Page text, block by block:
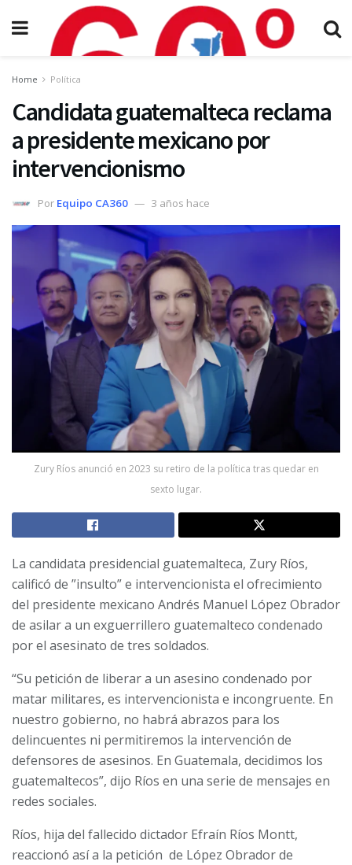
Home Política
Candidata guatemalteca reclama
a presidente mexicano por
intervencionismo
Por Equipo CA360 3 años hace
Zury Ríos anunció en 2023 su retiro de la política tras quedar en
sexto lugar.
La candidata presidencial guatemalteca, Zury Ríos,
calificó de ”insulto” e intervencionista el ofrecimiento
del presidente mexicano Andrés Manuel López Obrador
de asilar a un exguerrillero guatemalteco condenado
por el asesinato de tres soldados.
“Su petición de liberar a un asesino condenado por
matar militares, es intervencionista e incongruente. En
nuestro gobierno, no habrá abrazos para los
delincuentes ni permitiremos la intervención de
defensores de asesinos. En Guatemala, decidimos los
guatemaltecos”, dijo Ríos en una serie de mensajes en
redes sociales.
Ríos, hija del fallecido dictador Efraín Ríos Montt,
reaccionó así a la petición de López Obrador de